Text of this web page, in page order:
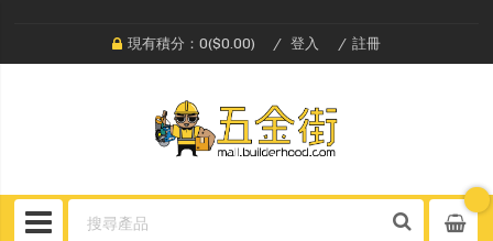
現有積分：0($0.00) 登入 註冊